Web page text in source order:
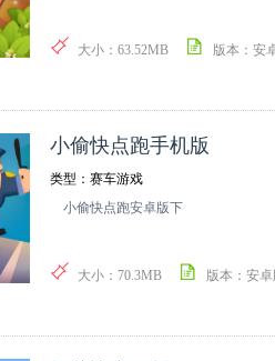
大小：63.52MB 版本：安
小偷快点跑手机版
类型：赛车游戏
小偷快点跑安卓版下
大小：70.3MB 版本：安卓